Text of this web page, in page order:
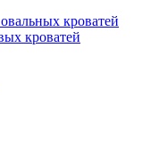
кроватей
кроватей